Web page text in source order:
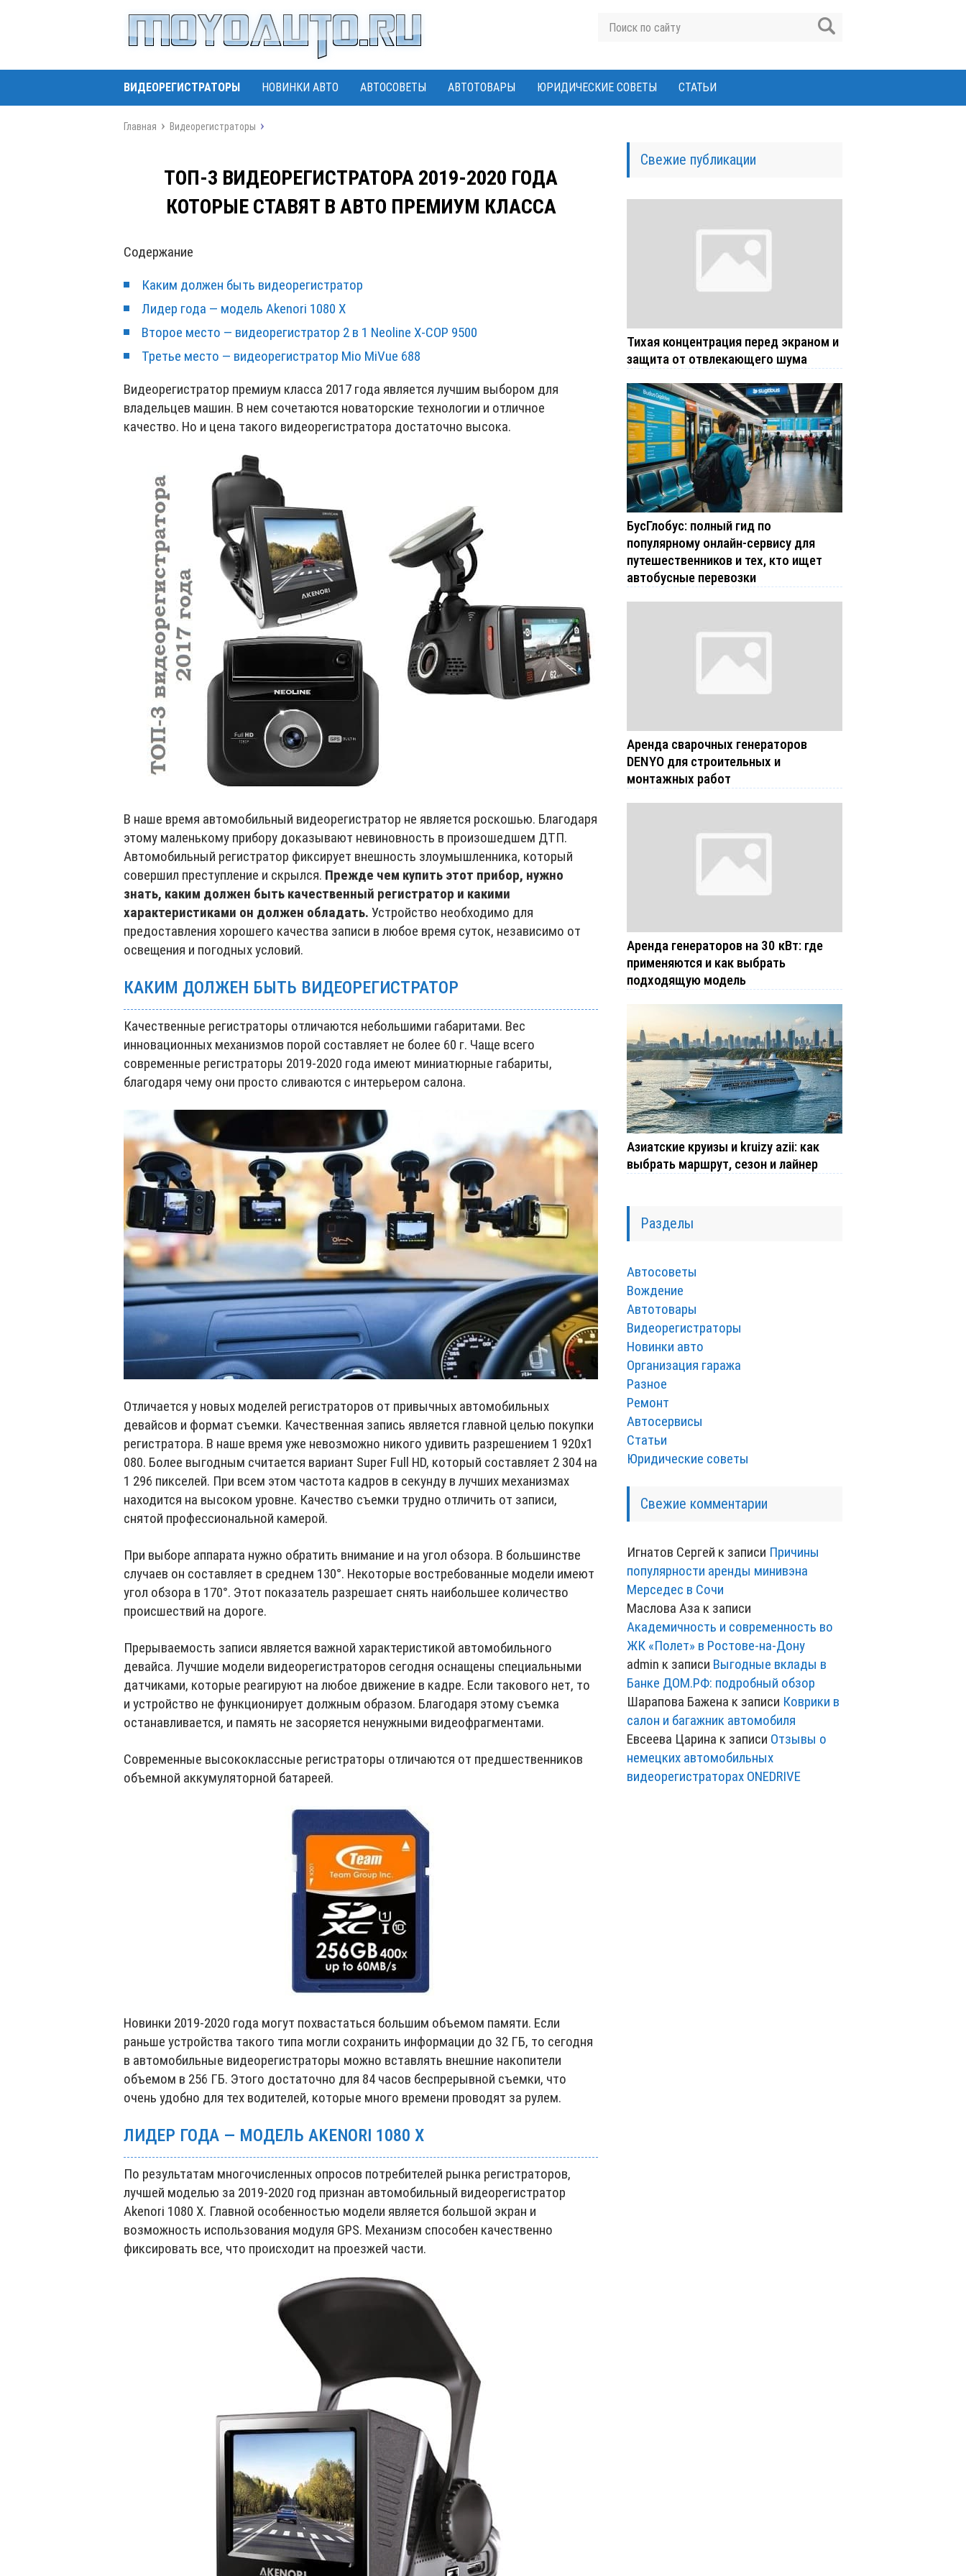
ВИДЕОРЕГИСТРАТОРЫ НОВИНКИ АВТО АВТОСОВЕТЫ АВТОТОВАРЫ ЮРИДИЧЕСКИЕ СОВЕТЫ СТАТЬИ
Главная Видеорегистраторы
ТОП-3 ВИДЕОРЕГИСТРАТОРА 2019-2020 ГОДА
КОТОРЫЕ СТАВЯТ В АВТО ПРЕМИУМ КЛАССА
Содержание
Каким должен быть видеорегистратор
Лидер года — модель Akenori 1080 X
Второе место — видеорегистратор 2 в 1 Neoline X-COP 9500
Третье место — видеорегистратор Mio MiVue 688
Видеорегистратор премиум класса 2017 года является лучшим выбором для
владельцев машин. В нем сочетаются новаторские технологии и отличное
качество. Но и цена такого видеорегистратора достаточно высока.
В наше время автомобильный видеорегистратор не является роскошью. Благодаря
этому маленькому прибору доказывают невиновность в произошедшем ДТП.
Автомобильный регистратор фиксирует внешность злоумышленника, который
совершил преступление и скрылся. Прежде чем купить этот прибор, нужно
знать, каким должен быть качественный регистратор и какими
характеристиками он должен обладать. Устройство необходимо для
предоставления хорошего качества записи в любое время суток, независимо от
освещения и погодных условий.
КАКИМ ДОЛЖЕН БЫТЬ ВИДЕОРЕГИСТРАТОР
Качественные регистраторы отличаются небольшими габаритами. Вес
инновационных механизмов порой составляет не более 60 г. Чаще всего
современные регистраторы 2019-2020 года имеют миниатюрные габариты,
благодаря чему они просто сливаются с интерьером салона.
Отличается у новых моделей регистраторов от привычных автомобильных
девайсов и формат съемки. Качественная запись является главной целью покупки
регистратора. В наше время уже невозможно никого удивить разрешением 1 920х1
080. Более выгодным считается вариант Super Full HD, который составляет 2 304 на
1 296 пикселей. При всем этом частота кадров в секунду в лучших механизмах
находится на высоком уровне. Качество съемки трудно отличить от записи,
снятой профессиональной камерой.
При выборе аппарата нужно обратить внимание и на угол обзора. В большинстве
случаев он составляет в среднем 130°. Некоторые востребованные модели имеют
угол обзора в 170°. Этот показатель разрешает снять наибольшее количество
происшествий на дороге.
Прерываемость записи является важной характеристикой автомобильного
девайса. Лучшие модели видеорегистраторов сегодня оснащены специальными
датчиками, которые реагируют на любое движение в кадре. Если такового нет, то
и устройство не функционирует должным образом. Благодаря этому съемка
останавливается, и память не засоряется ненужными видеофрагментами.
Современные высококлассные регистраторы отличаются от предшественников
объемной аккумуляторной батареей.
Новинки 2019-2020 года могут похвастаться большим объемом памяти. Если
раньше устройства такого типа могли сохранить информации до 32 ГБ, то сегодня
в автомобильные видеорегистраторы можно вставлять внешние накопители
объемом в 256 ГБ. Этого достаточно для 84 часов беспрерывной съемки, что
очень удобно для тех водителей, которые много времени проводят за рулем.
ЛИДЕР ГОДА — МОДЕЛЬ AKENORI 1080 X
По результатам многочисленных опросов потребителей рынка регистраторов,
лучшей моделью за 2019-2020 год признан автомобильный видеорегистратор
Akenori 1080 X. Главной особенностью модели является большой экран и
возможность использования модуля GPS. Механизм способен качественно
фиксировать все, что происходит на проезжей части.
Свежие публикации
Тихая концентрация перед экраном и
защита от отвлекающего шума
БусГлобус: полный гид по
популярному онлайн-сервису для
путешественников и тех, кто ищет
автобусные перевозки
Аренда сварочных генераторов
DENYO для строительных и
монтажных работ
Аренда генераторов на 30 кВт: где
применяются и как выбрать
подходящую модель
Азиатские круизы и kruizy azii: как
выбрать маршрут, сезон и лайнер
Разделы
Автосоветы
Вождение
Автотовары
Видеорегистраторы
Новинки авто
Организация гаража
Разное
Ремонт
Автосервисы
Статьи
Юридические советы
Свежие комментарии
Игнатов Сергей к записи Причины
популярности аренды минивэна
Мерседес в Сочи
Маслова Аза к записи
Академичность и современность во
ЖК «Полет» в Ростове-на-Дону
admin к записи Выгодные вклады в
Банке ДОМ.РФ: подробный обзор
Шарапова Бажена к записи Коврики в
салон и багажник автомобиля
Евсеева Царина к записи Отзывы о
немецких автомобильных
видеорегистраторах ONEDRIVE